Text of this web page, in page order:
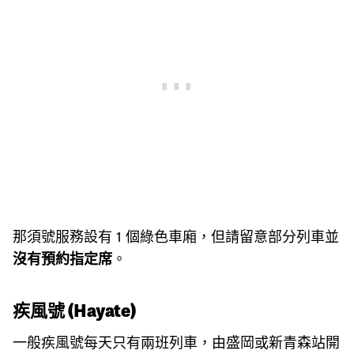
那須號服務設有 1 個綠色車廂，但請留意部分列車並
沒有預約指定席 。
疾風號 (Hayate)
一般疾風號每天只有兩班列車，由盛岡或新青森站開